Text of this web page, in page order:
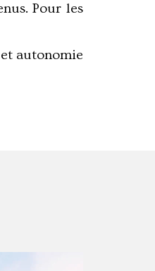
Pour les
autonomie